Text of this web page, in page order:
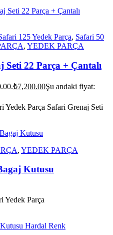
125 Yedek Parça, Safari 50
, YEDEK PARÇA
22 Parça + Çantalı
₺7,200.00Şu andaki fiyat:
Yedek Parça Safari Grenaj Seti
, YEDEK PARÇA
Kutusu
Yedek Parça